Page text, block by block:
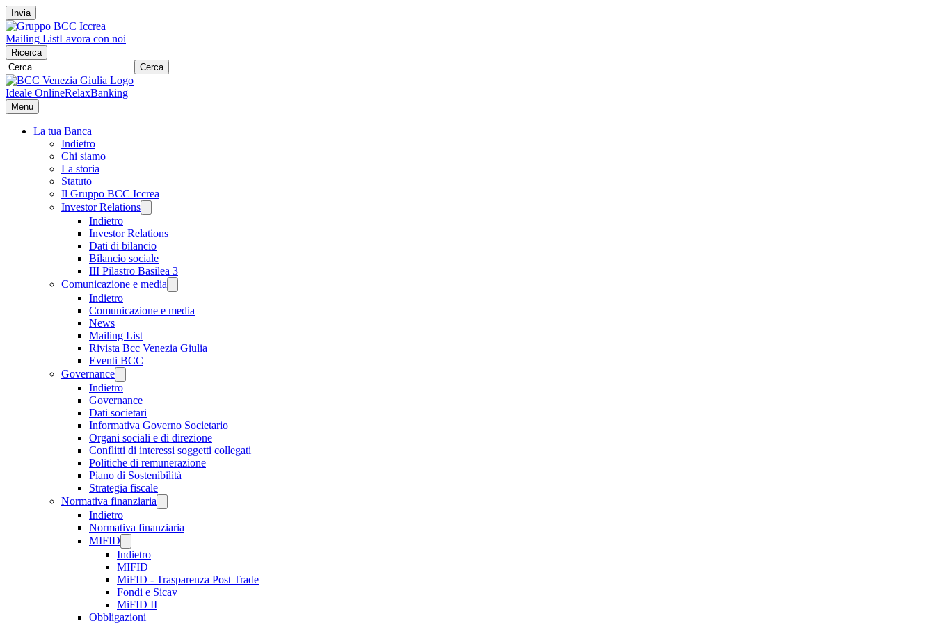
Invia
Mailing ListLavora con noi
Ricerca
Cerca
Ideale OnlineRelaxBanking
Menu
La tua Banca
Indietro
Chi siamo
La storia
Statuto
Il Gruppo BCC Iccrea
Investor Relations
Indietro
Investor Relations
Dati di bilancio
Bilancio sociale
III Pilastro Basilea 3
Comunicazione e media
Indietro
Comunicazione e media
News
Mailing List
Rivista Bcc Venezia Giulia
Eventi BCC
Governance
Indietro
Governance
Dati societari
Informativa Governo Societario
Organi sociali e di direzione
Conflitti di interessi soggetti collegati
Politiche di remunerazione
Piano di Sostenibilità
Strategia fiscale
Normativa finanziaria
Indietro
Normativa finanziaria
MIFID
Indietro
MIFID
MiFID - Trasparenza Post Trade
Fondi e Sicav
MiFID II
Obbligazioni